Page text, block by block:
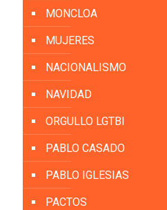
MONCLOA
MUJERES
NACIONALISMO
NAVIDAD
ORGULLO LGTBI
PABLO CASADO
PABLO IGLESIAS
PACTOS